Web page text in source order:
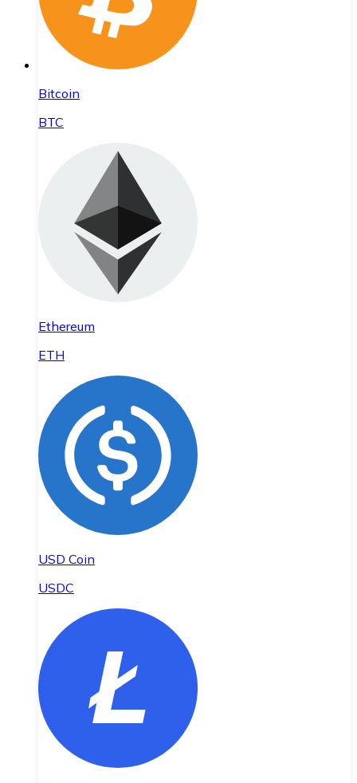
Bitcoin
BTC
Ethereum
ETH
USD Coin
USDC